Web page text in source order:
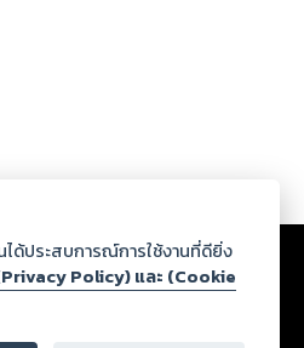
ดาวน์โหลด
าของบุคคลอื่นหรือ
ได้ประสบการณ์การใช้งานที่ดียิ่ง
Policy) และ (Cookie